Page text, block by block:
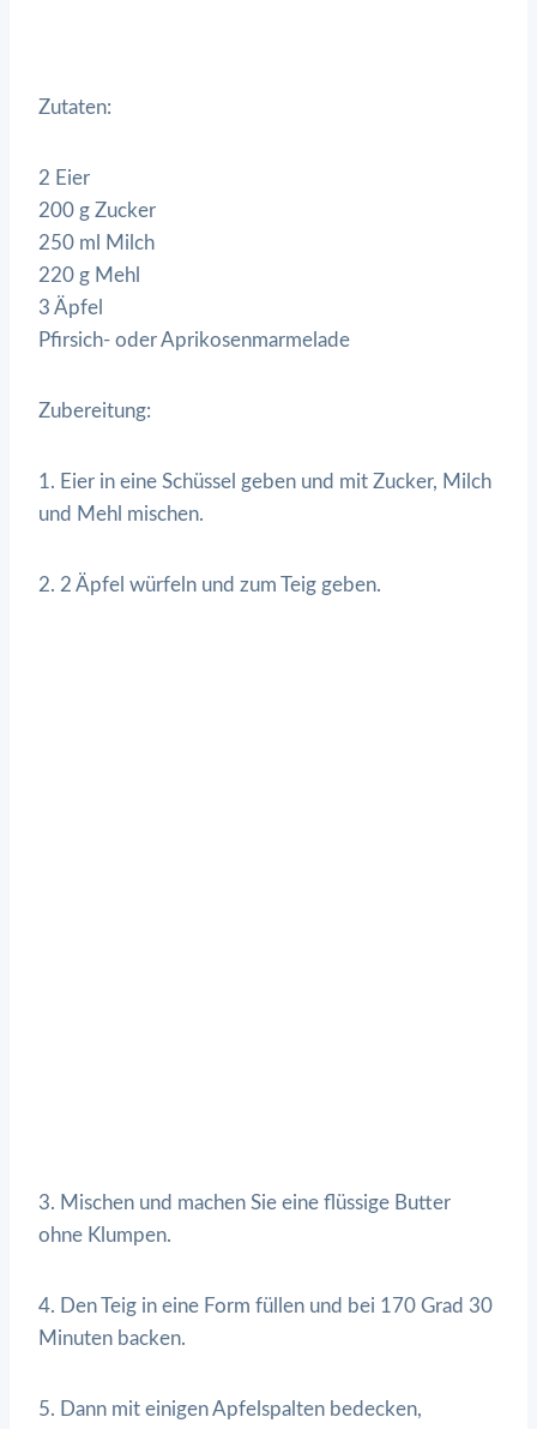
Zutaten:
2 Eier
200 g Zucker
250 ml Milch
220 g Mehl
3 Äpfel
Pfirsich- oder Aprikosenmarmelade
Zubereitung:
1. Eier in eine Schüssel geben und mit Zucker, Milch
und Mehl mischen.
2. 2 Äpfel würfeln und zum Teig geben.
3. Mischen und machen Sie eine flüssige Butter
ohne Klumpen.
4. Den Teig in eine Form füllen und bei 170 Grad 30
Minuten backen.
5. Dann mit einigen Apfelspalten bedecken,